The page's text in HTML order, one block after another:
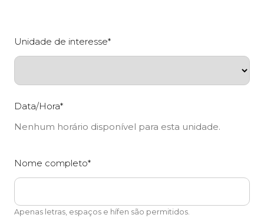
Unidade de interesse*
Data/Hora*
Nenhum horário disponível para esta unidade.
Nome completo*
Apenas letras, espaços e hífen são permitidos.